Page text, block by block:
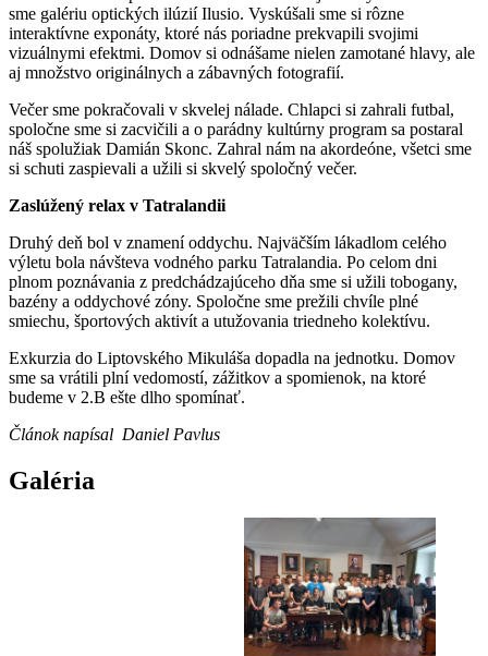
sme galériu optických ilúzií Ilusio. Vyskúšali sme si rôzne
interaktívne exponáty, ktoré nás poriadne prekvapili svojimi
vizuálnymi efektmi. Domov si odnášame nielen zamotané hlavy, ale
aj množstvo originálnych a zábavných fotografií.
Večer sme pokračovali v skvelej nálade. Chlapci si zahrali futbal,
spoločne sme si zacvičili a o parádny kultúrny program sa postaral
náš spolužiak Damián Skonc. Zahral nám na akordeóne, všetci sme
si schuti zaspievali a užili si skvelý spoločný večer.
Zaslúžený relax v Tatralandii
Druhý deň bol v znamení oddychu. Najväčším lákadlom celého
výletu bola návšteva vodného parku Tatralandia. Po celom dni
plnom poznávania z predchádzajúceho dňa sme si užili tobogany,
bazény a oddychové zóny. Spoločne sme prežili chvíle plné
smiechu, športových aktivít a utužovania triedneho kolektívu.
Exkurzia do Liptovského Mikuláša dopadla na jednotku. Domov
sme sa vrátili plní vedomostí, zážitkov a spomienok, na ktoré
budeme v 2.B ešte dlho spomínať.
Článok napísal Daniel Pavlus
Galéria